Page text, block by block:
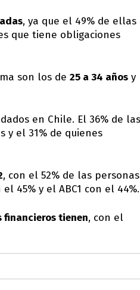
, ya que el 49% de ellas
que tiene obligaciones
son los de 25 a 34 años y
en Chile. El 36% de las
y el 31% de quienes
, con el 52% de las personas
45% y el ABC1 con el 44%.
financieros tienen, con el